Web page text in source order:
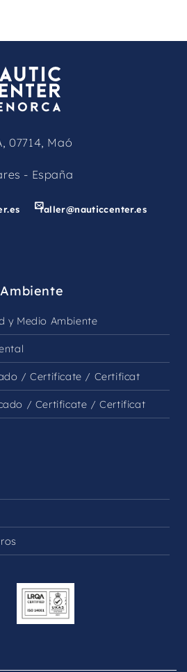
07714, Maó
- España
taller@nauticcenter.es
y Medio Ambiente
/Certificate / Certificat
/ Certificate /Certificat